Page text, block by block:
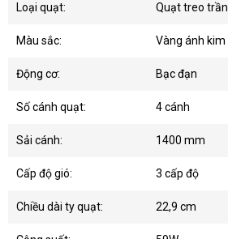
Loại quạt: Quạt treo trần
Màu sắc: Vàng ánh kim
Động cơ: Bạc đạn
Số cánh quạt: 4 cánh
Sải cánh: 1400 mm
Cấp độ gió: 3 cấp độ
Chiều dài ty quạt: 22,9 cm